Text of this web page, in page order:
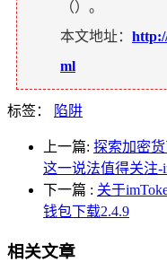
（）。
本文地址：
ml
标签： 陷阱
上一篇: 探索加密
这一说法值得关注-
下一篇 : 关于
钱包下载2.4.9
相关文章